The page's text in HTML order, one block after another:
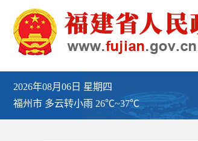
2026年08月06日 星期四
福州市 多云转小雨 26℃~37℃